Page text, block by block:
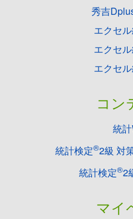
秀吉
エクセ
エクセ
エクセ
コン
統
統計検定®2級 対
統計検定®2
マイ